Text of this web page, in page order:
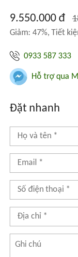
9.550.000 đ
Giảm: 47%, Tiết
0933 587 333
Hỗ trợ qua
Đặt nhanh